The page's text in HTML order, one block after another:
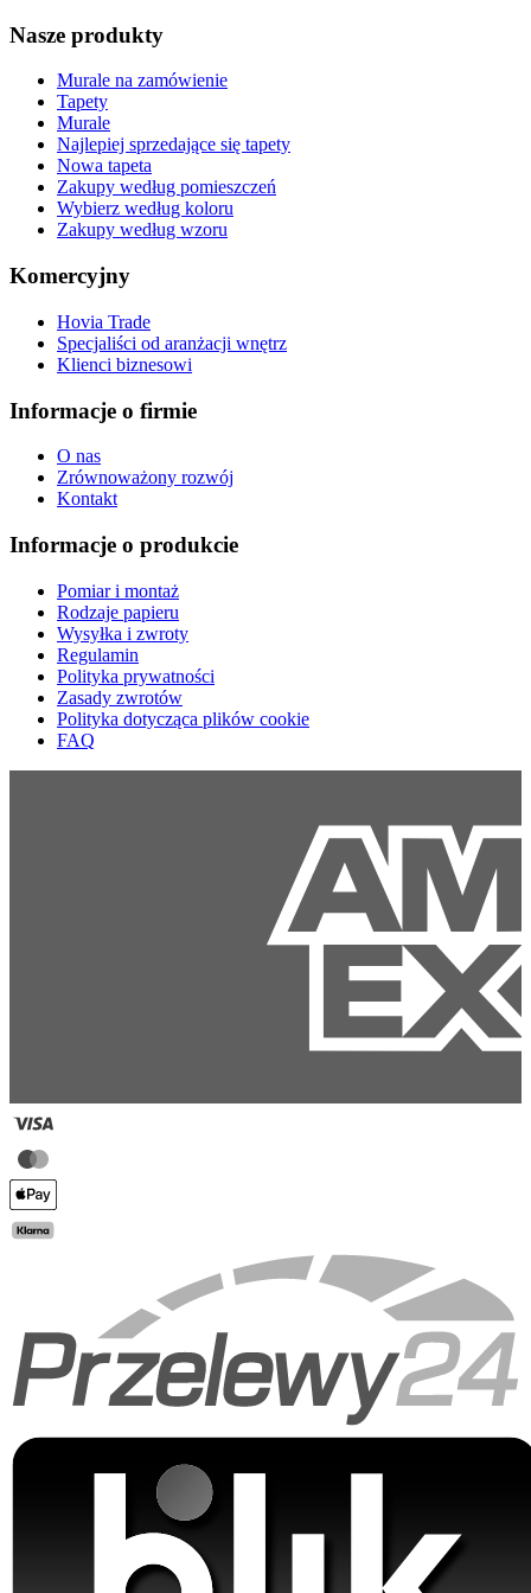
Nasze produkty
Murale na zamówienie
Tapety
Murale
Najlepiej sprzedające się tapety
Nowa tapeta
Zakupy według pomieszczeń
Wybierz według koloru
Zakupy według wzoru
Komercyjny
Hovia Trade
Specjaliści od aranżacji wnętrz
Klienci biznesowi
Informacje o firmie
O nas
Zrównoważony rozwój
Kontakt
Informacje o produkcie
Pomiar i montaż
Rodzaje papieru
Wysyłka i zwroty
Regulamin
Polityka prywatności
Zasady zwrotów
Polityka dotycząca plików cookie
FAQ